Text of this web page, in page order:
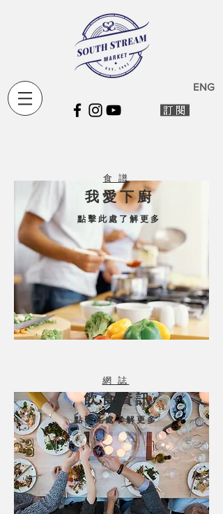
ENG
網 誌
飲 食 資 訊
點 擊 此 處 了 解 更 多
食 譜
我 愛 下 廚
點 擊 此 處 了 解 更 多